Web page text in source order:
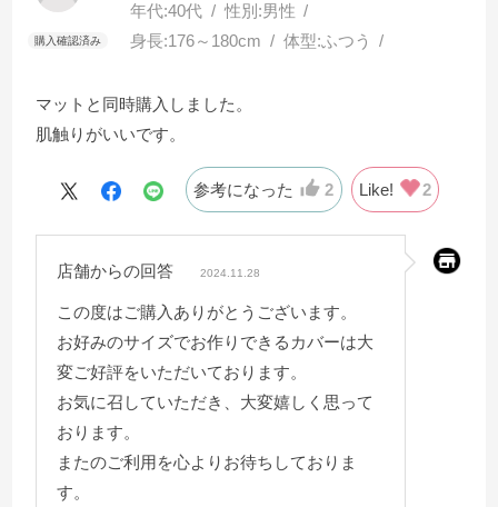
年代:40代 性別:男性
身長:176～180cm 体型:ふつう
マットと同時購入しました。
肌触りがいいです。
参考になった 2 Like! 2
店舗からの回答 2024.11.28
この度はご購入ありがとうございます。
お好みのサイズでお作りできるカバーは大
変ご好評をいただいております。
お気に召していただき、大変嬉しく思って
おります。
またのご利用を心よりお待ちしておりま
す。